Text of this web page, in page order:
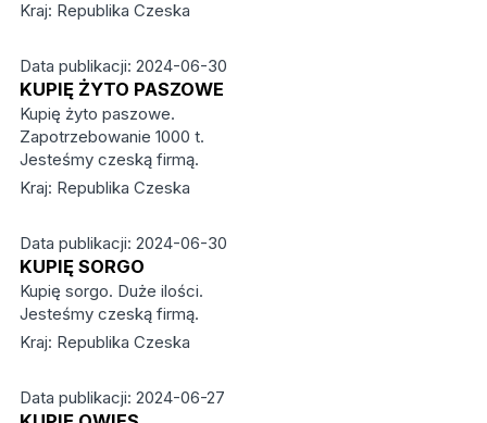
Kraj: Republika Czeska
Data publikacji: 2024-06-30
KUPIĘ ŻYTO PASZOWE
Kupię żyto paszowe.
Zapotrzebowanie 1000 t.
Jesteśmy czeską firmą.
Kraj: Republika Czeska
Data publikacji: 2024-06-30
KUPIĘ SORGO
Kupię sorgo. Duże ilości.
Jesteśmy czeską firmą.
Kraj: Republika Czeska
Data publikacji: 2024-06-27